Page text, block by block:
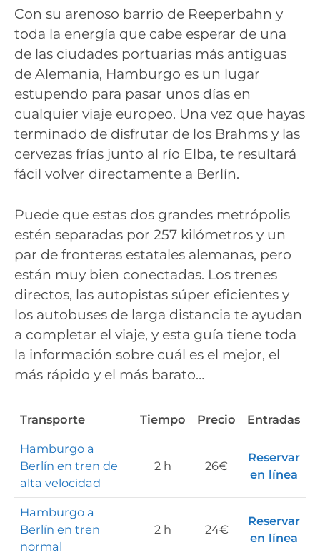
Con su arenoso barrio de Reeperbahn y
toda la energía que cabe esperar de una
de las ciudades portuarias más antiguas
de Alemania, Hamburgo es un lugar
estupendo para pasar unos días en
cualquier viaje europeo. Una vez que hayas
terminado de disfrutar de los Brahms y las
cervezas frías junto al río Elba, te resultará
fácil volver directamente a Berlín.
Puede que estas dos grandes metrópolis
estén separadas por 257 kilómetros y un
par de fronteras estatales alemanas, pero
están muy bien conectadas. Los trenes
directos, las autopistas súper eficientes y
los autobuses de larga distancia te ayudan
a completar el viaje, y esta guía tiene toda
la información sobre cuál es el mejor, el
más rápido y el más barato…
Transporte Tiempo Precio Entradas
Hamburgo a
Berlín en tren de
alta velocidad
2 h 26€
Reservar
en línea
Hamburgo a
Berlín en tren
normal
2 h 24€
Reservar
en línea